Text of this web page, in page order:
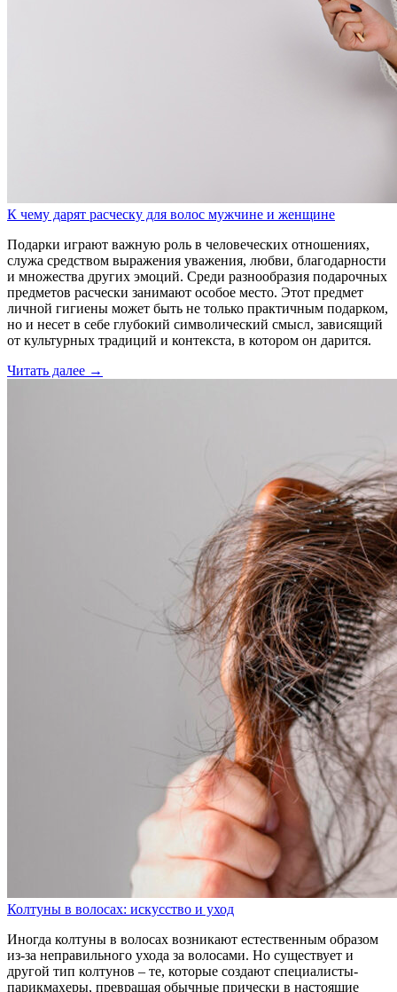
К чему дарят расческу для волос мужчине и женщине
Подарки играют важную роль в человеческих отношениях,
служа средством выражения уважения, любви, благодарности
и множества других эмоций. Среди разнообразия подарочных
предметов расчески занимают особое место. Этот предмет
личной гигиены может быть не только практичным подарком,
но и несет в себе глубокий символический смысл, зависящий
от культурных традиций и контекста, в котором он дарится.
Читать далее →
Колтуны в волосах: искусство и уход
Иногда колтуны в волосах возникают естественным образом
из-за неправильного ухода за волосами. Но существует и
другой тип колтунов – те, которые создают специалисты-
парикмахеры, превращая обычные прически в настоящие